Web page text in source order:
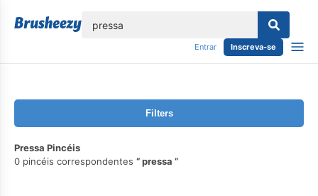
Entrar Inscreva-se
Filters
Pressa Pincéis
0 pincéis correspondentes
pressa